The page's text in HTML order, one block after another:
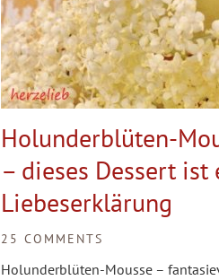
Holunderblüten-
– dieses Dessert ist
Liebeserklärung
25 COMMENTS
Holunderblüten-Mousse –